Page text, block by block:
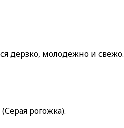
дерзко, молодежно и свежо.
рогожка).